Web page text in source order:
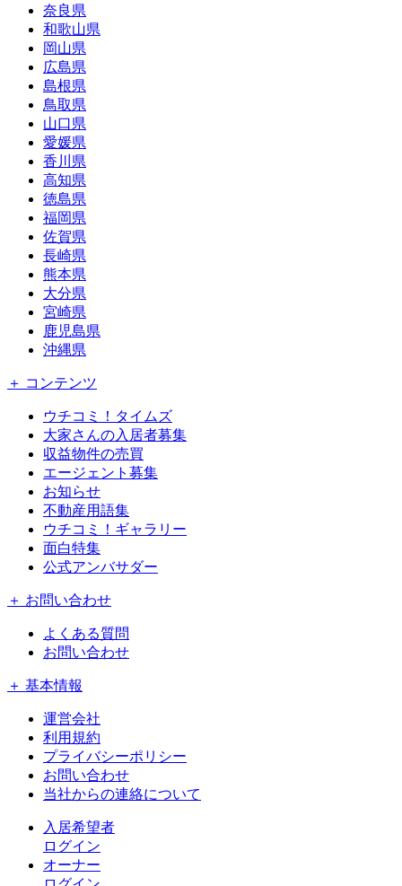
奈良県
和歌山県
岡山県
広島県
島根県
鳥取県
山口県
愛媛県
香川県
高知県
徳島県
福岡県
佐賀県
長崎県
熊本県
大分県
宮崎県
鹿児島県
沖縄県
＋ コンテンツ
ウチコミ！タイムズ
大家さんの入居者募集
収益物件の売買
エージェント募集
お知らせ
不動産用語集
ウチコミ！ギャラリー
面白特集
公式アンバサダー
＋ お問い合わせ
よくある質問
お問い合わせ
＋ 基本情報
運営会社
利用規約
プライバシーポリシー
お問い合わせ
当社からの連絡について
入居希望者
ログイン
オーナー